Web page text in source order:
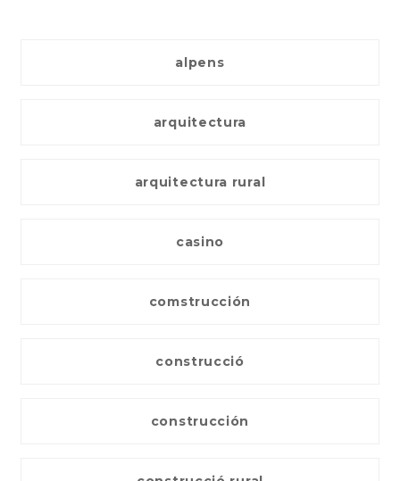
alpens
arquitectura
arquitectura rural
casino
comstrucción
construcció
construcción